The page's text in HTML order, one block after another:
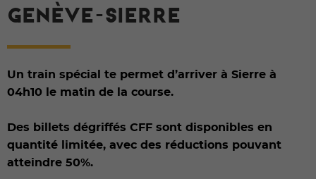
GENÈVE-SIERRE
Un train spécial te permet d’arriver à Sierre à
04h10 le matin de la course.
Des billets dégriffés CFF sont disponibles en
quantité limitée, avec des réductions pouvant
atteindre 50%.